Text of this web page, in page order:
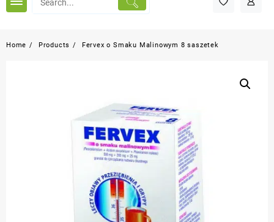
Home Products Fervex o Smaku Malinowym 8 saszetek